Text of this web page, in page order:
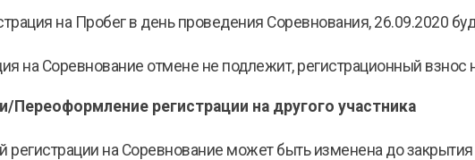
на Пробег в день проведения Соревнования, 26.09.2020
на Соревнование отмене не подлежит, регистрационный взнос
Переоформление регистрации на другого участника
регистрации на Соревнование может быть изменена до